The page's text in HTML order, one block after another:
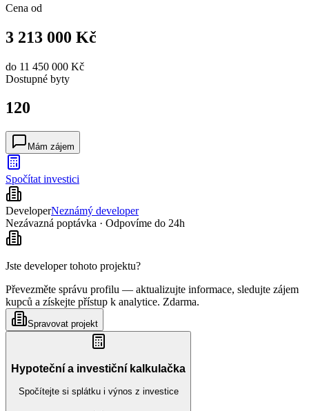
Cena od
3 213 000 Kč
do 11 450 000 Kč
Dostupné byty
120
Mám zájem
Spočítat investici
DeveloperNeznámý developer
Nezávazná poptávka · Odpovíme do 24h
Jste developer tohoto projektu?
Převezměte správu profilu — aktualizujte informace, sledujte zájem
kupců a získejte přístup k analytice. Zdarma.
Spravovat projekt
Hypoteční a investiční kalkulačka
Spočítejte si splátku i výnos z investice